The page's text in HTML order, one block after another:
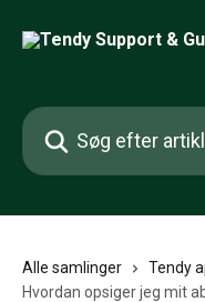
Søg efter artikler...
Alle samlinger
Tendy
Hvordan opsiger jeg mit